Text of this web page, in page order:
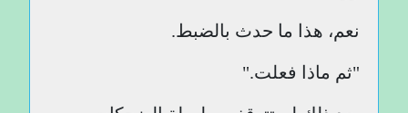
نعم، هذا ما حدث بالضبط.
"ثم ماذا فعلت."